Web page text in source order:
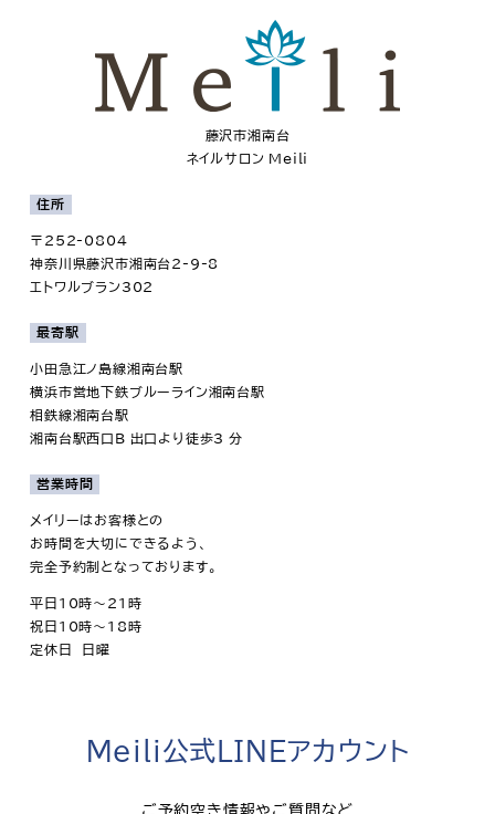
藤沢市湘南台
ネイルサロン Meili
住所
〒252-0804
神奈川県藤沢市湘南台2-9-8
エトワルブラン302
最寄駅
小田急江ノ島線湘南台駅
横浜市営地下鉄ブルーライン湘南台駅
相鉄線湘南台駅
湘南台駅西口B 出口より徒歩3 分
営業時間
メイリーはお客様との
お時間を大切にできるよう、
完全予約制となっております。
平日10時～21時
祝日10時～18時
定休日 日曜
Meili公式LINEアカウント
ご予約空き情報やご質問など